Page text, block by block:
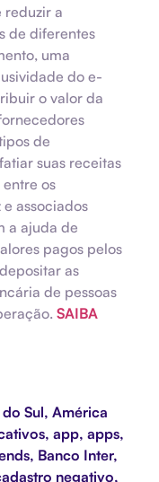
reduzir a
de diferentes
uma
do e-
o valor da
de
suas receitas
os
associados
a ajuda de
pagos pelos
as
de pessoas
SAIBA
Sul, América
, app, apps,
, Banco Inter,
negativo,